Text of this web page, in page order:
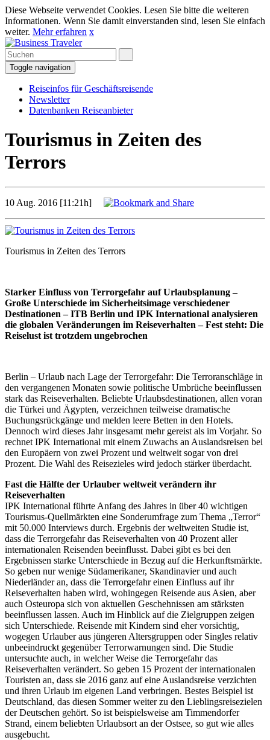
Diese Webseite verwendet Cookies. Lesen Sie bitte die weiteren
Informationen. Wenn Sie damit einverstanden sind, lesen Sie einfach
weiter. Mehr erfahren x
Toggle navigation
Reiseinfos für Geschäftsreisende
Newsletter
Datenbanken Reiseanbieter
Tourismus in Zeiten des
Terrors
10 Aug. 2016 [11:21h]
Tourismus in Zeiten des Terrors
Starker Einfluss von Terrorgefahr auf Urlaubsplanung –
Große Unterschiede im Sicherheitsimage verschiedener
Destinationen – ITB Berlin und IPK International analysieren
die globalen Veränderungen im Reiseverhalten – Fest steht: Die
Reiselust ist trotzdem ungebrochen
Berlin – Urlaub nach Lage der Terrorgefahr: Die Terroranschläge in
den vergangenen Monaten sowie politische Umbrüche beeinflussen
stark das Reiseverhalten. Beliebte Urlaubsdestinationen, allen voran
die Türkei und Ägypten, verzeichnen teilweise dramatische
Buchungsrückgänge und melden leere Betten in den Hotels.
Dennoch wird dieses Jahr insgesamt mehr gereist als im Vorjahr. So
rechnet IPK International mit einem Zuwachs an Auslandsreisen bei
den Europäern von zwei Prozent und weltweit sogar von drei
Prozent. Die Wahl des Reisezieles wird jedoch stärker überdacht.
Fast die Hälfte der Urlauber weltweit verändern ihr
Reiseverhalten
IPK International führte Anfang des Jahres in über 40 wichtigen
Tourismus-Quellmärkten eine Sonderumfrage zum Thema „Terror“
mit 50.000 Interviews durch. Ergebnis der weltweiten Studie ist,
dass die Terrorgefahr das Reiseverhalten von 40 Prozent aller
internationalen Reisenden beeinflusst. Dabei gibt es bei den
Ergebnissen starke Unterschiede in Bezug auf die Herkunftsmärkte.
So geben nur wenige Südamerikaner, Skandinavier und auch
Niederländer an, dass die Terrorgefahr einen Einfluss auf ihr
Reiseverhalten haben wird, wohingegen Reisende aus Asien, aber
auch Osteuropa sich von aktuellen Geschehnissen am stärksten
beeinflussen lassen. Auch im Hinblick auf die Zielgruppen zeigen
sich Unterschiede. Reisende mit Kindern sind eher vorsichtig,
wogegen Urlauber aus jüngeren Altersgruppen oder Singles relativ
unbeeindruckt gegenüber Terrorwarnungen sind. Die Studie
untersuchte auch, in welcher Weise die Terrorgefahr das
Reiseverhalten verändert. So geben 15 Prozent der internationalen
Touristen an, dass sie 2016 ganz auf eine Auslandsreise verzichten
und ihren Urlaub im eigenen Land verbringen. Bestes Beispiel ist
Deutschland, das diesen Sommer weiter zu den Lieblingsreisezielen
der Deutschen gehört. So ist beispielsweise am Timmendorfer
Strand, einem beliebten Urlaubsort an der Ostsee, so gut wie alles
ausgebucht.